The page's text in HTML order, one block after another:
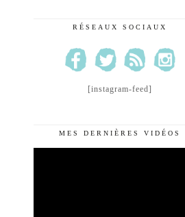
RÉSEAUX SOCIAUX
[instagram-feed]
MES DERNIÈRES VIDÉOS